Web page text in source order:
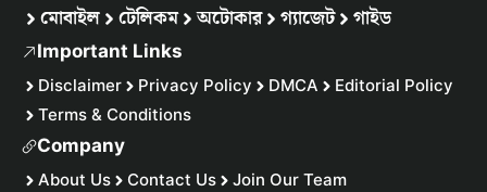
মোবাইল টেলিকম অটোকার গ্যাজেট গাইড
Important Links
Disclaimer Privacy Policy DMCA
Editorial Policy
Terms & Conditions
Company
About Us Contact Us
Join Our Team